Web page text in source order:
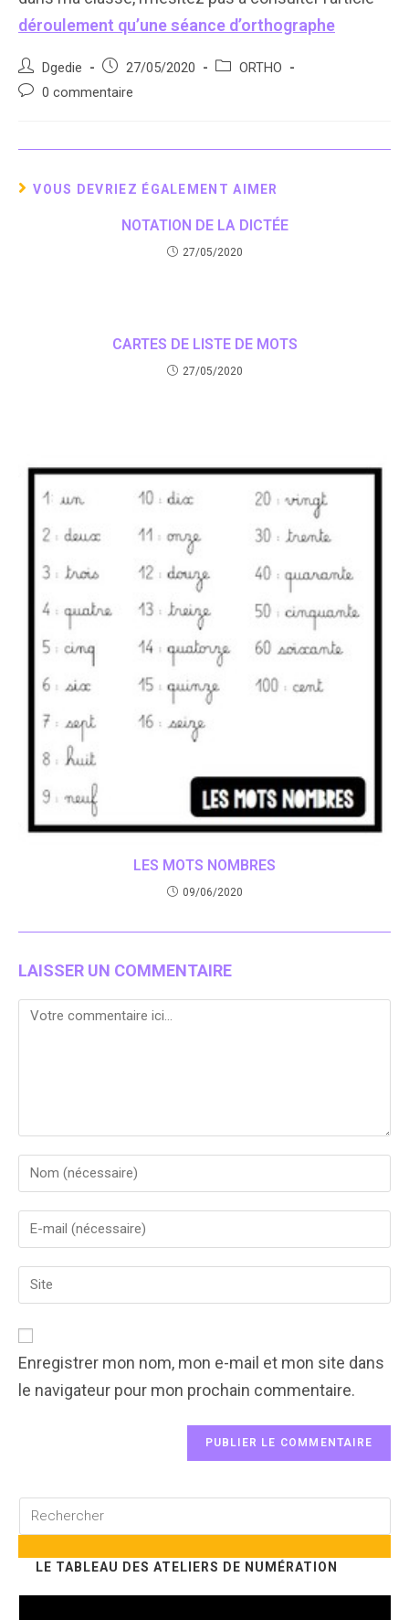
déroulement qu’une séance d’orthographe
Auteur/autrice
de
Dgedie
Post
published:
27/05/2020
PostORTHO
Post0 commentaire
VOUS DEVRIEZ ÉGALEMENT AIMER
NOTATION DE LA DICTÉE
27/05/2020
CARTES DE LISTE DE MOTS
27/05/2020
LES MOTS NOMBRES
09/06/2020
LAISSER UN COMMENTAIRE
Comment
Enter
username
to
comment
Enter
address
to
comment
Enter
URL
(optional)
Enregistrer mon nom, mon e-mail et mon site dans
le navigateur pour mon prochain commentaire.
Rechercher
siteLE TABLEAU DES ATELIERS DE NUMÉRATION